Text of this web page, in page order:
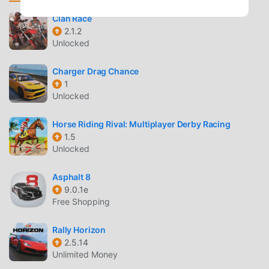
puoi facilmente avviare l'intero gioco e goderti la gioia
offerta dai classici giochi racing #DRIVE 3.1.545. Allo
stesso tempo, moddroid ha creato appositamente una
piattaforma per gli amanti dei giochi racing, consentendoti
di comunicare e condividere con tutti gli amanti dei giochi
racing in tutto il mondo, cosa stai aspettando, unisciti a
moddroid e goditi il racing gioco con tutti i partner globali
felici
BELLISSIMO SCHERMO
Come i giochi tradizionali racing, #DRIVE ha uno stile
artistico unico e la grafica, le mappe e i personaggi di alta
qualità rendono #DRIVE attratto molti fan di racing e
confrontato ai tradizionali giochi racing, #DRIVE 3.1.545 ha
aggiornamenti audaci. Con una tecnologia più avanzata,
l'esperienza sullo schermo del gioco è stata notevolmente
migliorata. Pur mantenendo lo stile originale di racing, il
Clan Race
2.1.2
Unlocked
Charger Drag Chance
1
Unlocked
Horse Riding Rival: Multiplayer Derby Racing
1.5
Unlocked
Asphalt 8
9.0.1e
Free Shopping
Rally Horizon
2.5.14
Unlimited Money